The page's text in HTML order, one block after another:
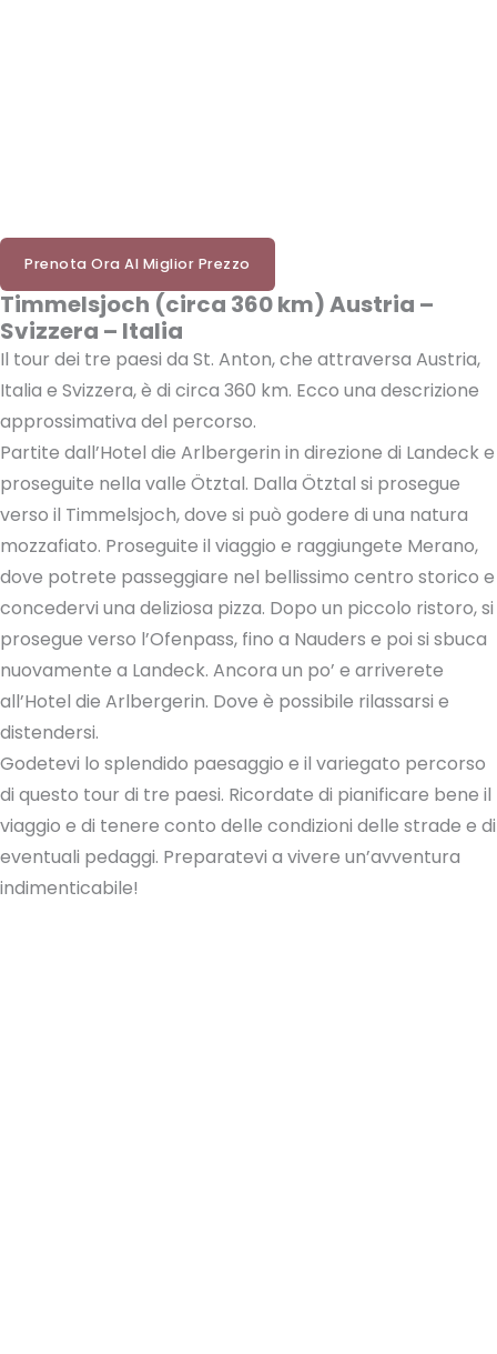
Prenota Ora Al Miglior Prezzo
Timmelsjoch (circa 360 km) Austria –
Svizzera – Italia
Il tour dei tre paesi da St. Anton, che attraversa Austria,
Italia e Svizzera, è di circa 360 km. Ecco una descrizione
approssimativa del percorso.
Partite dall’Hotel die Arlbergerin in direzione di Landeck e
proseguite nella valle Ötztal. Dalla Ötztal si prosegue
verso il Timmelsjoch, dove si può godere di una natura
mozzafiato. Proseguite il viaggio e raggiungete Merano,
dove potrete passeggiare nel bellissimo centro storico e
concedervi una deliziosa pizza. Dopo un piccolo ristoro, si
prosegue verso l’Ofenpass, fino a Nauders e poi si sbuca
nuovamente a Landeck. Ancora un po’ e arriverete
all’Hotel die Arlbergerin. Dove è possibile rilassarsi e
distendersi.
Godetevi lo splendido paesaggio e il variegato percorso
di questo tour di tre paesi. Ricordate di pianificare bene il
viaggio e di tenere conto delle condizioni delle strade e di
eventuali pedaggi. Preparatevi a vivere un’avventura
indimenticabile!